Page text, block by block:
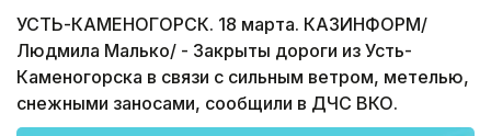
УСТЬ-КАМЕНОГОРСК. 18 марта. КАЗИНФОРМ/
Людмила Малько/ - Закрыты дороги из Усть-
Каменогорска в связи с сильным ветром, метелью,
снежными заносами, сообщили в ДЧС ВКО.